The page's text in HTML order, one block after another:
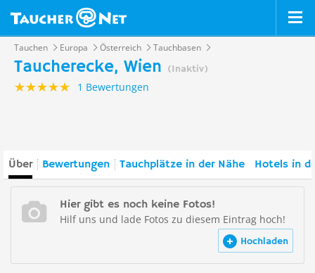
Tauchen Europa Österreich Tauchbasen
Taucherecke, Wien (Inaktiv)
1 Bewertungen
Über Bewertungen Tauchplätze in der Nähe Hotels in
Hier gibt es noch keine Fotos!
Hilf uns und lade Fotos zu diesem Eintrag hoch!
Hochladen